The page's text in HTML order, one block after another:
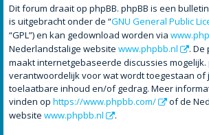
Dit forum draait op phpBB. phpBB is een
is uitgebracht onder de “GNU General Public
“GPL”) en kan gedownload worden via
Nederlandstalige website www.phpbb.nl
. De
maakt internetgebaseerde discussies mogelijk.
verantwoordelijk voor wat wordt toegestaan of
toelaatbare inhoud en/of gedrag. Meer
vinden op https://www.phpbb.com/
of de
website www.phpbb.nl .